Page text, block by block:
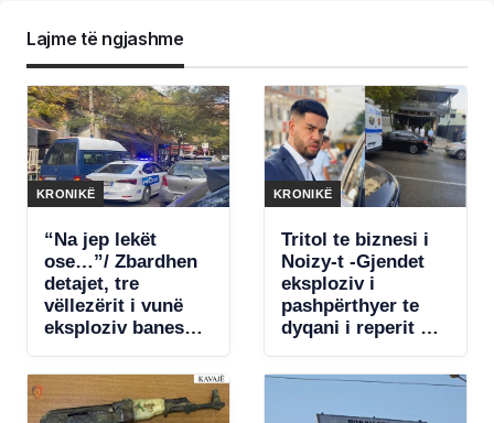
Lajme të ngjashme
KRONIKË
“Na jep lekët
ose…”/ Zbardhen
detajet, tre
vëllezërit i vunë
eksploziv banesës
Tufinë për borxhin
e mobiljeve
KRONIKË
Tritol te biznesi i
Noizy-t -Gjendet
eksploziv i
pashpërthyer te
dyqani i reperit në
kërkim të autorëve